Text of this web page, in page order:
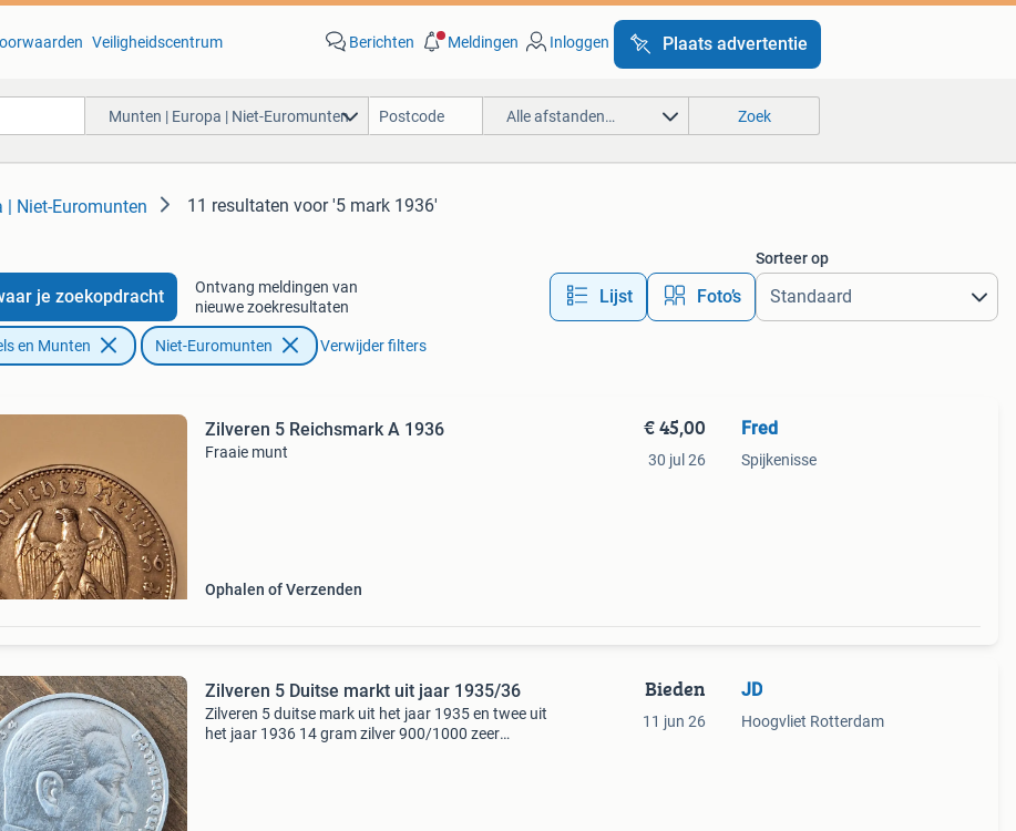
Veiligheidscentrum Berichten Meldingen Inloggen Plaats advertentie
Munten | Europa | Niet-Euromunten Alle afstanden… Zoek
| Niet-Euromunten 11 resultaten voor '5 mark 1936'
je zoekopdracht
Ontvang meldingen van
nieuwe zoekresultaten
Lijst Foto’s
Sorteer op
en Munten Niet-Euromunten Verwijder filters
Zilveren 5 Reichsmark A 1936
Fraaie munt
Ophalen of Verzenden
€ 45,00
30 jul 26
Fred
Spijkenisse
Zilveren 5 Duitse markt uit jaar 1935/36
Zilveren 5 duitse mark uit het jaar 1935 en twee uit
het jaar 1936 14 gram zilver 900/1000 zeer
Bieden
11 jun 26
JD
Hoogvliet Rotterdam